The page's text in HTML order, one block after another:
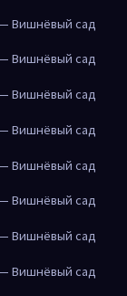
Вишнёвый сад
Вишнёвый сад
Вишнёвый сад
Вишнёвый сад
Вишнёвый сад
Вишнёвый сад
Вишнёвый сад
Вишнёвый сад